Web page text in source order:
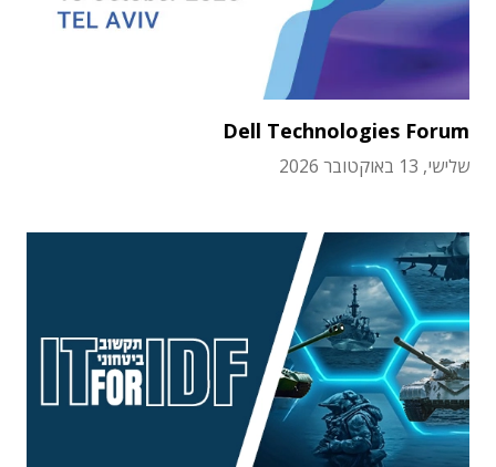
Dell Technologies Forum
שלישי, 13 באוקטובר 2026